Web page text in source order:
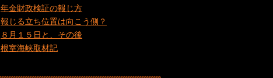
年金財政検証の報じ方
報じる立ち位置は向こう側？
８月１５日と、その後
根室海峡取材記